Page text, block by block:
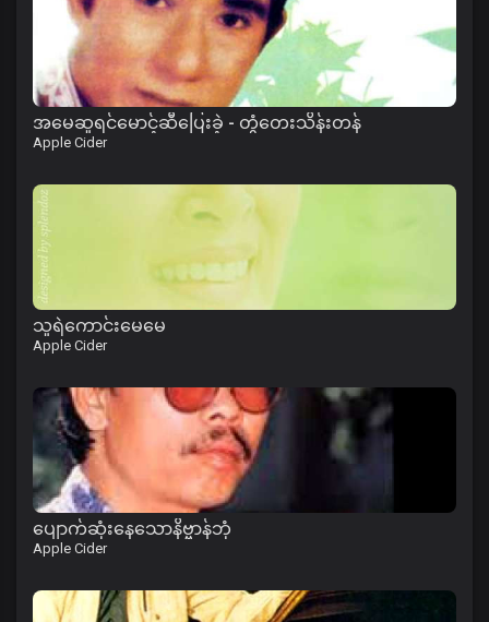
အမေဆူရင်မောင့်ဆီပြေးခဲ့ - တွံတေးသိန်းတန်
Apple Cider
သူရဲကောင်းမေမေ
Apple Cider
ပျောက်ဆုံးနေသောနိဗ္ဗာန်ဘုံ
Apple Cider